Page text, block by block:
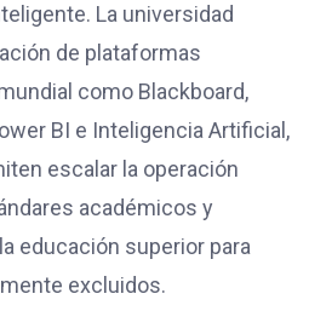
La universidad
de plataformas
como Blackboard,
BI e Inteligencia Artificial,
escalar la operación
académicos y
educación superior para
excluidos.